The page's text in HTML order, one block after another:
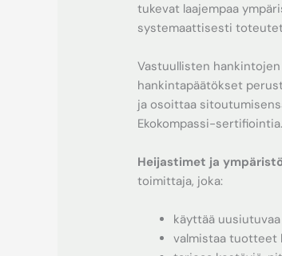
tukevat laajempaa
systemaattisesti
Vastuullisten
hankintapäätökset
ja osoittaa
Ekokompassi-sertifiointia.
Heijastimet ja
toimittaja, joka:
käyttää
valmistaa tuotteet